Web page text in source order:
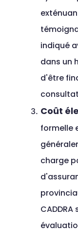
indiqué
dans un
d'être
Coût
formelle
charge